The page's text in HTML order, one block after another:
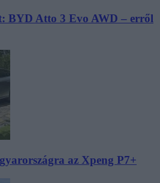
BYD Atto 3 Evo AWD – erről
az Xpeng P7+